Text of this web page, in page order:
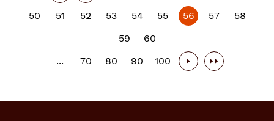
50
51 52 53 54 55 56 57
58
59
60
...
70 80 90 100